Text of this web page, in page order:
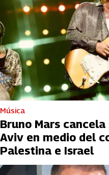
Música
Bruno Mars
Aviv en medio del
Palestina e Israel